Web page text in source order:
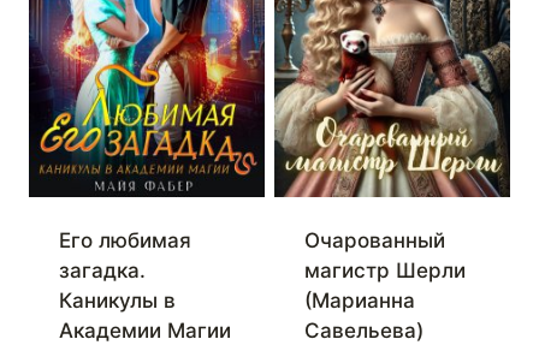
Его любимая
загадка.
Каникулы в
Академии Магии
Очарованный
магистр Шерли
(Марианна
Савельева)